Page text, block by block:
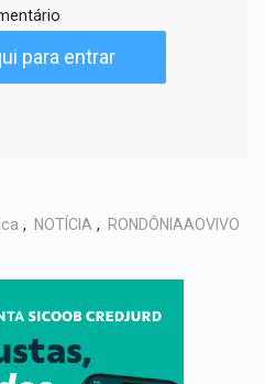
para entrar
, NOTÍCIA , RONDÔNIAAOVIVO